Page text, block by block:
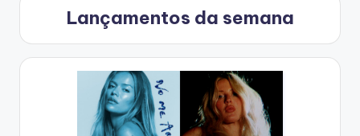
Lançamentos da semana